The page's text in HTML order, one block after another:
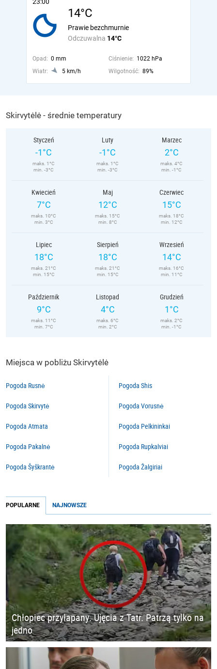
14°C
Odczuwalna 14°C
Prawie bezchmurnie
Opad: 0 mm Ciśnienie: 1022 hPa
Wiatr:
5 km/h Wilgotność: 89%
Skirvytėlė - średnie temperatury
Styczeń
-1°C
maks. 1°C
min. -3°C
Luty
-1°C
maks. 1°C
min. -3°C
Marzec
2°C
maks. 4°C
min. -1°C
Kwiecień
7°C
maks. 10°C
min. 3°C
Maj
12°C
maks. 15°C
min. 8°C
Czerwiec
15°C
maks. 18°C
min. 12°C
Lipiec
18°C
maks. 21°C
min. 15°C
Sierpień
18°C
maks. 21°C
min. 15°C
Wrzesień
14°C
maks. 16°C
min. 11°C
Październik
9°C
maks. 11°C
min. 7°C
Listopad
4°C
maks. 6°C
min. 2°C
Grudzień
1°C
maks. 2°C
min. -1°C
Miejsca w pobliżu Skirvytėlė
Pogoda Rusnė
Pogoda Skirvytė
Pogoda Atmata
Pogoda Pakalnė
Pogoda Šyškrantė
Pogoda Shis
Pogoda Vorusnė
Pogoda Pelkininkai
Pogoda Rupkalviai
Pogoda Žalgiriai
POPULARNE NAJNOWSZE
Chłopiec przyłapany. Ujęcia z Tatr. Patrzą tylko na
jedno